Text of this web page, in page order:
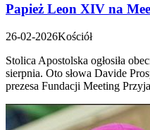
Papież Leon XIV na
26-02-2026Kościół
Stolica Apostolska ogłosiła
sierpnia. Oto słowa Davide
prezesa Fundacji Meeting